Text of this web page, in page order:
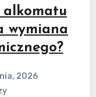
alkomatu
wymiana
2026